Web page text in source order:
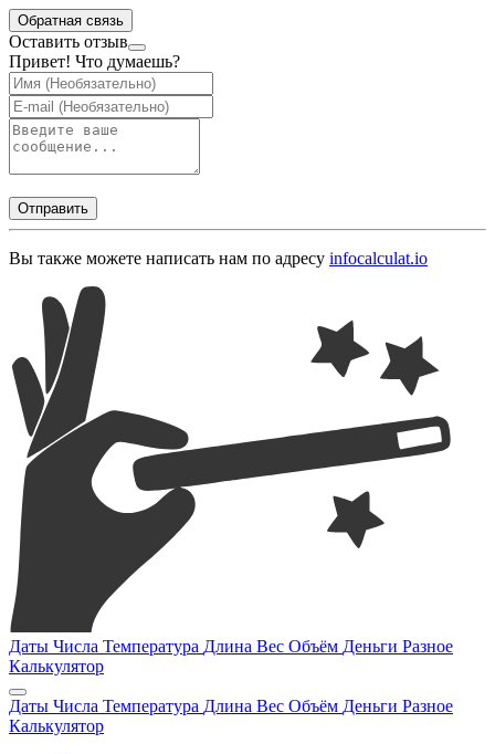
Обратная связь
Оставить отзыв
Привет! Что думаешь?
Отправить
Вы также можете написать нам по адресу infocalculat.io
Даты Числа Температура Длина Вес Объём Деньги Разное
Калькулятор
Даты Числа Температура Длина Вес Объём Деньги Разное
Калькулятор